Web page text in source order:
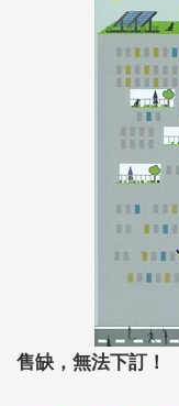
售缺，無法下訂！